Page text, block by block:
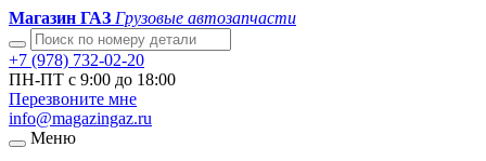
Магазин ГАЗ Грузовые автозапчасти
+7 (978) 732-02-20
ПН-ПТ с 9:00 до 18:00
Перезвоните мне
info@magazingaz.ru
Меню